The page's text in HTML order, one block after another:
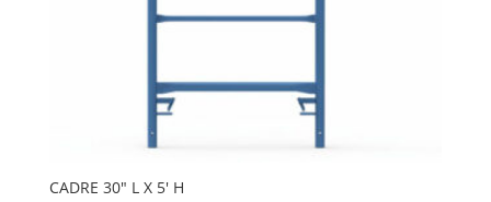
CADRE 30″ L X 5′ H